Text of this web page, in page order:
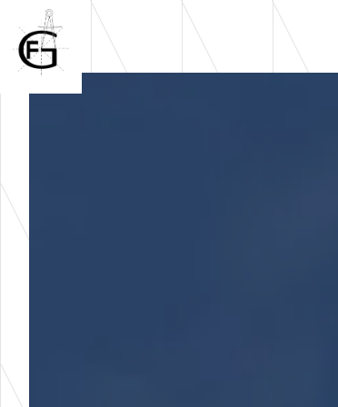
Panneau de gestion des cookies